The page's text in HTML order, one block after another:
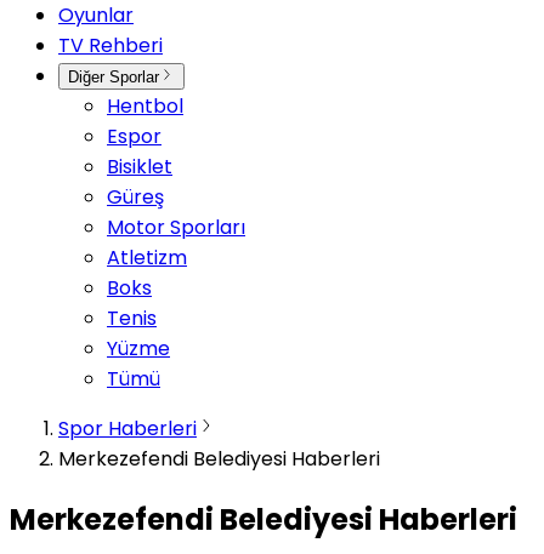
Oyunlar
TV Rehberi
Diğer Sporlar
Hentbol
Espor
Bisiklet
Güreş
Motor Sporları
Atletizm
Boks
Tenis
Yüzme
Tümü
Spor Haberleri
Merkezefendi Belediyesi Haberleri
Merkezefendi Belediyesi Haberleri